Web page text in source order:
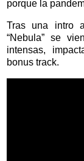
porque la
Tras una intro
“Nebula” se
intensas,
bonus track.